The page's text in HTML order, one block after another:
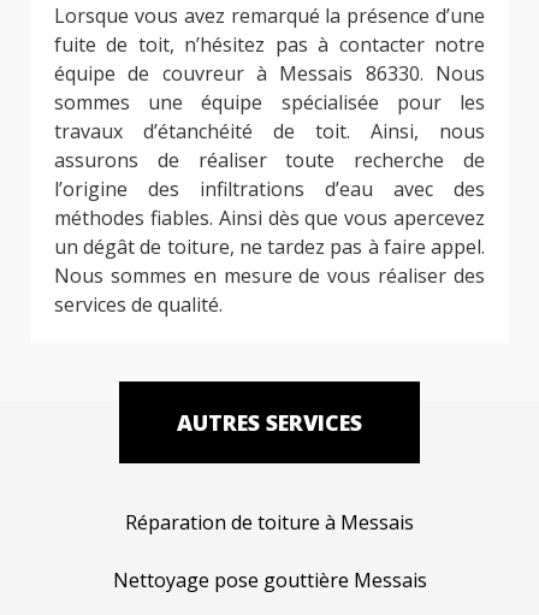
Lorsque vous avez remarqué la présence d’une
fuite de toit, n’hésitez pas à contacter notre
équipe de couvreur à Messais 86330. Nous
sommes une équipe spécialisée pour les
travaux d’étanchéité de toit. Ainsi, nous
assurons de réaliser toute recherche de
l’origine des infiltrations d’eau avec des
méthodes fiables. Ainsi dès que vous apercevez
un dégât de toiture, ne tardez pas à faire appel.
Nous sommes en mesure de vous réaliser des
services de qualité.
AUTRES SERVICES
Réparation de toiture à Messais
Nettoyage pose gouttière Messais